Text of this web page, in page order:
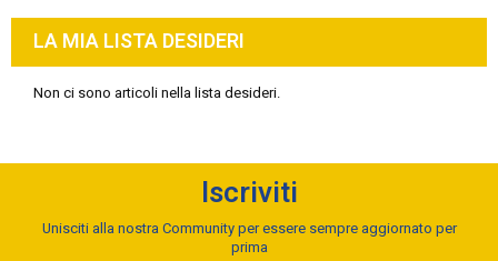
LA MIA LISTA DESIDERI
Non ci sono articoli nella lista desideri.
Iscriviti
Unisciti alla nostra Community per essere sempre aggiornato per
prima